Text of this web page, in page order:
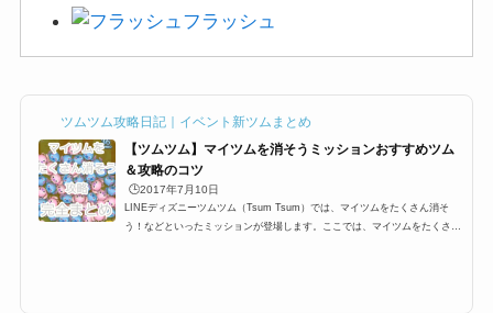
フラッシュ
ツムツム攻略日記｜イベント新ツムまとめ
【ツムツム】マイツムを消そうミッションおすすめツム
＆攻略のコツ
🕒️2017年7月10日
LINEディズニーツムツム（Tsum Tsum）では、マイツムをたくさん消そ
う！などといったミッションが登場します。ここでは、マイツムをたくさん